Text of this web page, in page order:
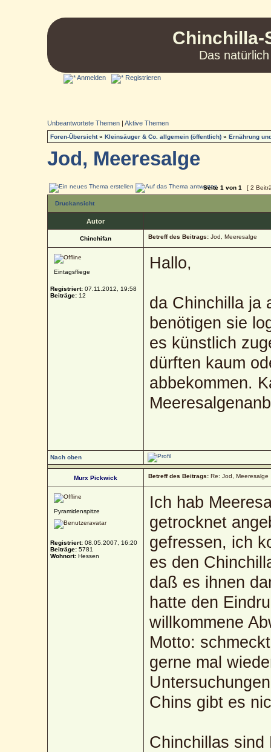
Chinchilla-
Das
Anmelden Registrieren
Unbeantwortete Themen |Aktive Themen
Foren-Übersicht»Kleinsäuger & Co. allgemein (öffentlich) »Ernährung
Jod, Meeresalge
Seite1 von1 [ 2
Druckansicht
Autor
Chinchifan Betreff des Beitrags: Jod, Meeresalge
Eintagsfliege
Registriert: 07.11.2012, 19:58
Beiträge: 12
Hallo,
da Chinchilla ja
benötigen sie
es künstlich
dürften kaum
abbekommen.
Nach oben
Murx Pickwick Betreff des Beitrags: Re: Jod, Meeresalge
Pyramidenspitze
Registriert: 08.05.2007, 16:20
Beiträge: 5781
Wohnort: Hessen
Ich hab
getrocknet
gefressen, ich
es den
daß es ihnen
hatte den
willkommene
Motto:
gerne mal
Chins gibt es
Chinchillas sind